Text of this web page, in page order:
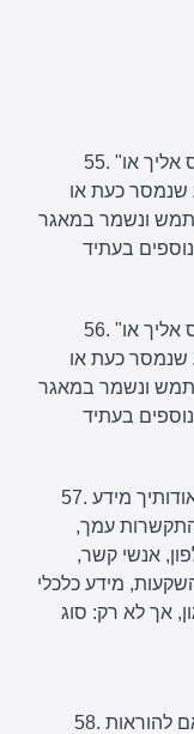
55. "מידע אישי" הינו מידע אשר מזהה ומתייחס אליך או
שנמסר כעת או
ונשמר במאגר
56. "מידע אישי" הינו מידע אשר מזהה ומתייחס אליך או
שנמסר כעת או
ונשמר במאגר
57. בעת השימוש באתר, האתר עשוי לאסוף אודותיך מידע
עמך,
אנשי קשר,
מידע כלכלי
אך לא רק: סוג
58. האתר יעשה שימוש במידע הנאסף בהתאם להוראות